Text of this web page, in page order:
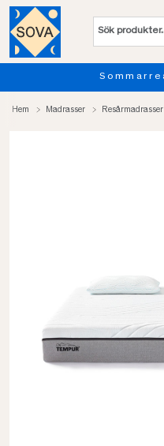
upp till 50%
Hem Madrasser Resårmadrasser